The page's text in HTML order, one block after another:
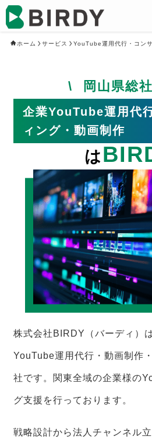
ホーム サービス YouTube運用代行・コン
岡山県総
企業YouTube運用代
ィング・動画制作
は
株式会社BIRDY（バーディ）
YouTube運用代行・動画制作
社です。関東全域の企業様の
グ支援を行っております。
戦略設計から法人チャンネル